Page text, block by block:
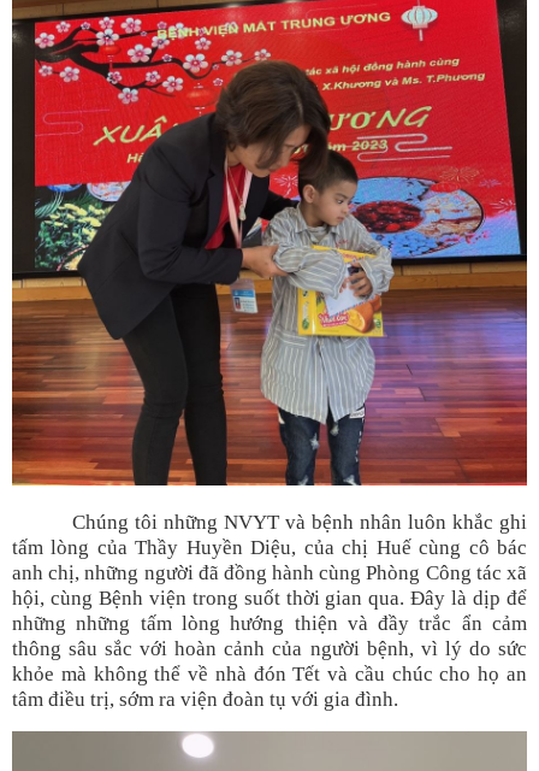
Chúng tôi những NVYT và bệnh nhân luôn khắc ghi
tấm lòng của Thầy Huyền Diệu, của chị Huế cùng cô bác
anh chị, những người đã đồng hành cùng Phòng Công tác xã
hội, cùng Bệnh viện trong suốt thời gian qua. Đây là dịp để
những những tấm lòng hướng thiện và đầy trắc ẩn cảm
thông sâu sắc với hoàn cảnh của người bệnh, vì lý do sức
khỏe mà không thể về nhà đón Tết và cầu chúc cho họ an
tâm điều trị, sớm ra viện đoàn tụ với gia đình.